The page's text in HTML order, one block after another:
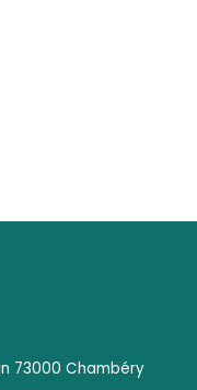
73000 Chambéry